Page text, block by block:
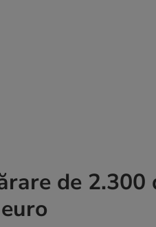
de 2.300